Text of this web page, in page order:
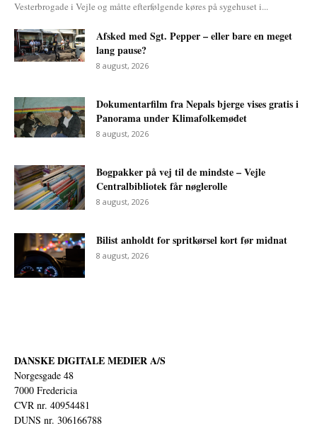
Vesterbrogade i Vejle og måtte efterfølgende køres på sygehuset i...
Afsked med Sgt. Pepper – eller bare en meget
lang pause?
8 august, 2026
Dokumentarfilm fra Nepals bjerge vises gratis i
Panorama under Klimafolkemødet
8 august, 2026
Bogpakker på vej til de mindste – Vejle
Centralbibliotek får nøglerolle
8 august, 2026
Bilist anholdt for spritkørsel kort før midnat
8 august, 2026
DANSKE DIGITALE MEDIER A/S
Norgesgade 48
7000 Fredericia
CVR nr. 40954481
DUNS nr. 306166788